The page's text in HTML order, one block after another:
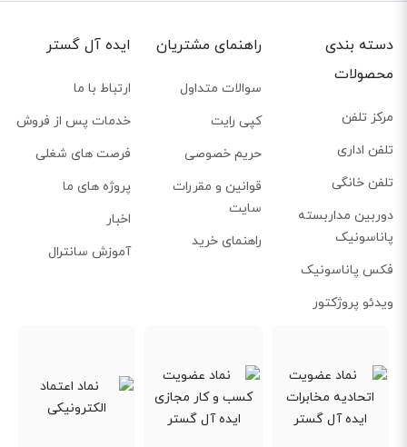
دسته بندی
محصولات
مرکز تلفن
تلفن اداری
تلفن خانگی
دوربین مداربسته
پاناسونیک
فکس پاناسونیک
ویدئو پروژکتور
راهنمای مشتریان
سوالات متداول
کپی رایت
حریم خصوصی
قوانین و مقررات
سایت
راهنمای خرید
ایده آل گستر
ارتباط با ما
خدمات پس از فروش
فرصت های شغلی
پروژه های ما
اخبار
آموزش سانترال